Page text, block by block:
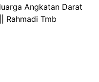
Angkatan Darat
Rahmadi Tmb